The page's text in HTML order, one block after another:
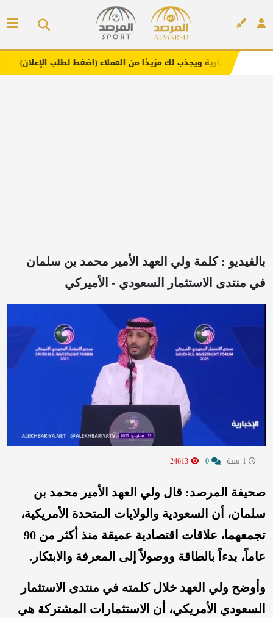
مفارش لك مزيدًا من العملاء (اضغط لطلب الإعلان)
بالفيديو : كلمة ولي العهد الأمير محمد بن سلمان
في منتدى الاستثمار السعودي - الأميركي
صحيفة المرصد: قال ولي العهد الأمير محمد بن
سلمان، أن السعودية والولايات المتحدة الأمريكية،
تجمعهما، علاقات اقتصادية عميقة منذ أكثر من 90
عاماً، بدءاً بالطاقة ووصولاً إلى المعرفة والابتكار.
وأوضح ولي العهد خلال كلمته في منتدى الاستثمار
السعودي الأمريكي، أن الاستثمارات المشتركة هي